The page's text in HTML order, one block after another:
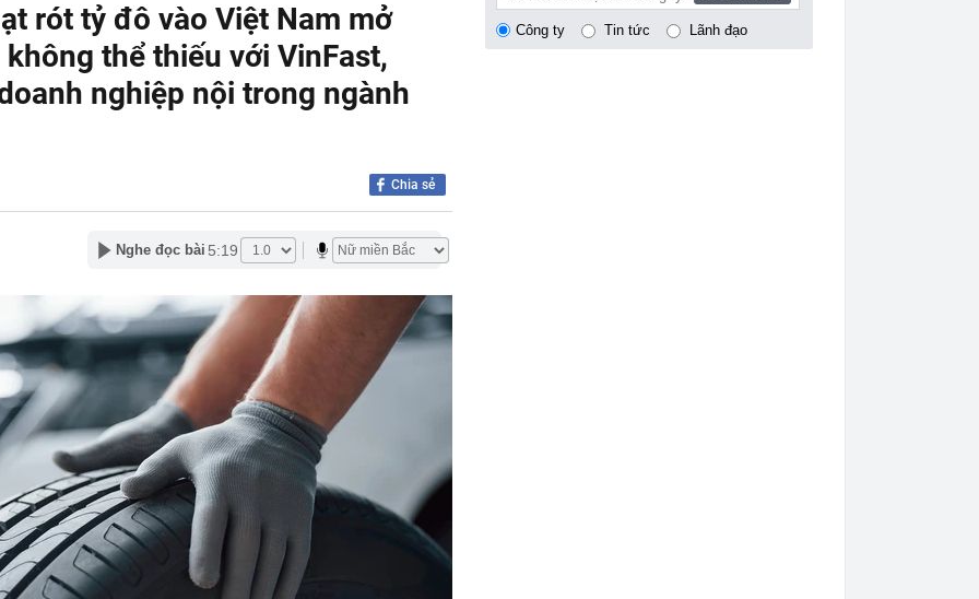
của Meta
giam nguyên Trưởng Ban quản lý chung cư Ngô Anh
Vâu
X và Yamaha Exciter
nối cao tốc TP.HCM - Long Thành sau gần 8 tháng thi
hơn nửa thu nhập, tôi mới hiểu “càng ít tiêu càng tốt” là
muốn tăng sở hữu tại Digiworld
vẫn ra đồng, tiết lộ những thói quen duy trì suốt nhiều
việc làm tăng vọt, lộ diện 'ngành hot'
duy trì ở mức cao
mỹ nhân Việt từ chối đóng phim Hollywood: Cô gái vàng
nghe tên đã thấy tự hào
hoạt động của ngân hàng cần phòng ngừa tình trạng
rót tỷ đô vào Việt Nam mở
thể thiếu với VinFast,
nghiệp nội trong ngành
Chia sẻ
Nghe đọc bài 5:19
Công ty Tin tức Lãnh đạo